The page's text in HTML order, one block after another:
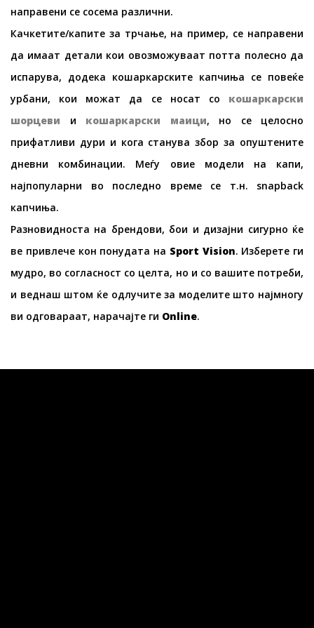
направени се сосема различни.
Качкетите/капите за трчање, на пример, се направени
да имаат детали кои овозможуваат потта полесно да
испарува, додека кошаркарските капчиња се повеќе
урбани, кои можат да се носат со кошаркарски
шорцеви и кошаркарски маици, но се целосно
прифатливи дури и кога станува збор за опуштените
дневни комбинации. Меѓу овие модели на капи,
најпопуларни во последно време се т.н. snapback
капчиња.
Разновидноста на брендови, бои и дизајни сигурно ќе
ве привлече кон понудата на Sport Vision. Изберете ги
мудро, во согласност со целта, но и со вашите потреби,
и веднаш штом ќе одлучите за моделите што најмногу
ви одговараат, нарачајте ги Online.